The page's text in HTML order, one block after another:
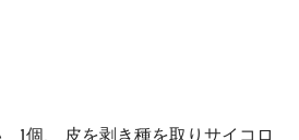
個、 皮を剥き種を取りサイコロ